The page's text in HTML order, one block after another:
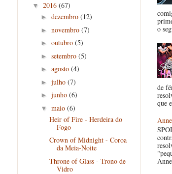
▼ 2016 (67)
► dezembro (12)
► novembro (7)
► outubro (5)
► setembro (5)
► agosto (4)
► julho (7)
► junho (6)
▼ maio (6)
Heir of Fire - Herdeira do
Fogo
Crown of Midnight - Coroa
da Meia-Noite
Throne of Glass - Trono de
Vidro
o
de
que